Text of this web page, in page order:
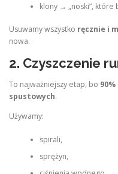
klony → „noski”, które
Usuwamy wszystko ręcznie i
nowa.
2. Czyszczenie
To najważniejszy etap, bo
spustowych.
Używamy:
spirali,
sprężyn,